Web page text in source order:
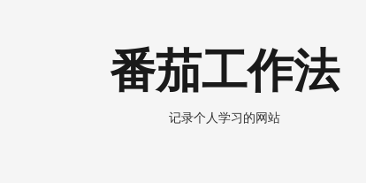
番茄工作法
记录个人学习的网站